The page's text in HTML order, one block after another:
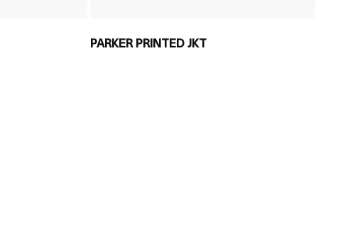
PARKER PRINTED JKT